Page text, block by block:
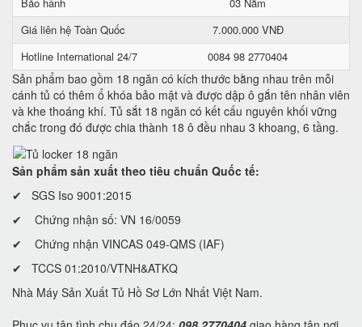
Bảo hành
03 Năm
Giá liên hệ Toàn Quốc
7.000.000 VNĐ
Hotline International 24/7
0084 98 2770404
Sản phẩm bao gồm 18 ngăn có kích thước bằng nhau trên mỗi
cánh tủ có thêm ổ khóa bảo mật và được dập ô gắn tên nhân viên
và khe thoáng khí. Tủ sắt 18 ngăn có kết cấu nguyên khối vững
chắc trong đó được chia thành 18 ô đều nhau 3 khoang, 6 tầng.
Sản phẩm sản xuất theo tiêu chuẩn Quốc tế:
✔ SGS Iso 9001:2015
✔ Chứng nhận số: VN 16/0059
✔ Chứng nhận VINCAS 049-QMS (IAF)
✔ TCCS 01:2010/VTNH&ATKQ
Nhà Máy Sản Xuất Tủ Hồ Sơ Lớn Nhất Việt Nam.